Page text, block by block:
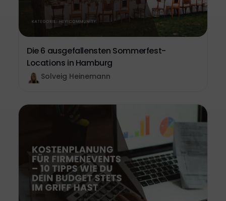
Die 6 ausgefallensten Sommerfest-
Locations in Hamburg
Solveig Heinemann